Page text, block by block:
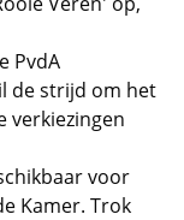
PvdA
de strijd om het
verkiezingen
voor
Kamer. Trok